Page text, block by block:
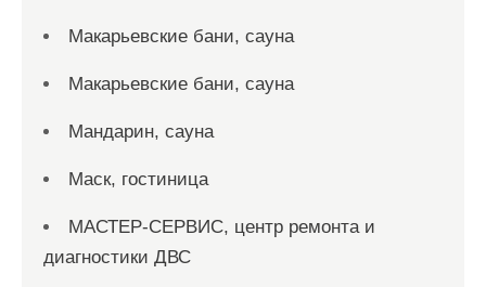
Макарьевские бани, сауна
Макарьевские бани, сауна
Мандарин, сауна
Маск, гостиница
МАСТЕР-СЕРВИС, центр ремонта и
диагностики ДВС